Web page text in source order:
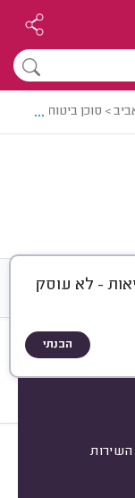
> סוכן ביטוח מומלץ
...
- לא עוסק
הבנתי
רישוי ותעודות